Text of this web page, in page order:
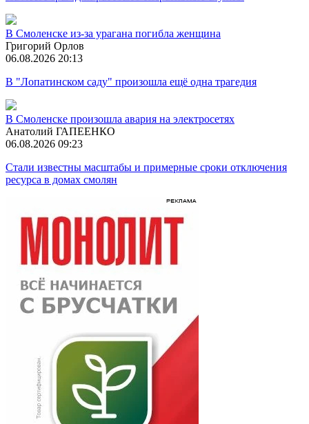
В Смоленске из-за урагана погибла женщина
Григорий Орлов
06.08.2026 20:13
В "Лопатинском саду" произошла ещё одна трагедия
В Смоленске произошла авария на электросетях
Анатолий ГАПЕЕНКО
06.08.2026 09:23
Стали известны масштабы и примерные сроки отключения
ресурса в домах смолян